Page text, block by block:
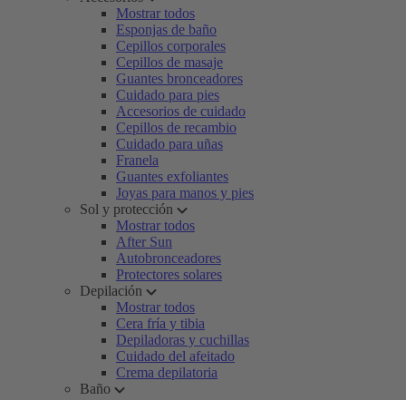
Mostrar todos
Esponjas de baño
Cepillos corporales
Cepillos de masaje
Guantes bronceadores
Cuidado para pies
Accesorios de cuidado
Cepillos de recambio
Cuidado para uñas
Franela
Guantes exfoliantes
Joyas para manos y pies
Sol y protección
Mostrar todos
After Sun
Autobronceadores
Protectores solares
Depilación
Mostrar todos
Cera fría y tibia
Depiladoras y cuchillas
Cuidado del afeitado
Crema depilatoria
Baño